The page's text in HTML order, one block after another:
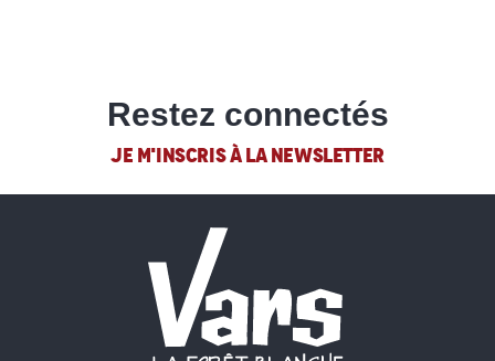
Restez connectés
JE M'INSCRIS À LA NEWSLETTER